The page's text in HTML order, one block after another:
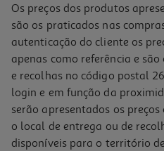
Os preços dos produtos
são os praticados nas
autenticação do cliente os
apenas como referência e
e recolhas no código postal
login e em função da
serão apresentados os
o local de entrega ou de
disponíveis para o território